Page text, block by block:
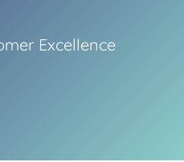
Excellence